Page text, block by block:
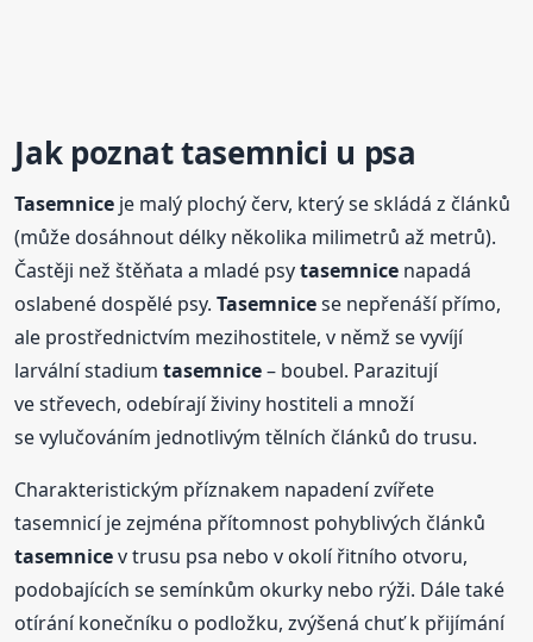
Jak poznat tasemnici u psa
Tasemnice je malý plochý červ, který se skládá z článků
(může dosáhnout délky několika milimetrů až metrů).
Častěji než štěňata a mladé psytasemnice napadá
oslabené dospělé psy.Tasemnicese nepřenáší přímo,
ale prostřednictvím mezihostitele, v němž se vyvíjí
larvální stadiumtasemnice– boubel. Parazitují
ve střevech, odebírají živiny hostiteli a množí
se vylučováním jednotlivým tělních článků do trusu.
Charakteristickým příznakem napadení zvířete
tasemnicí je zejména přítomnost pohyblivých článků
tasemnicev trusu psa nebo v okolí řitního otvoru,
podobajících se semínkům okurky nebo rýži. Dále také
otírání konečníku o podložku, zvýšená chuť k přijímání